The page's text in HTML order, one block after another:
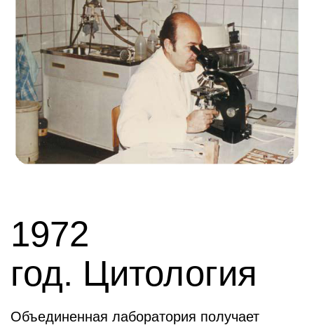
1972
год. Цитология
Объединенная лаборатория получает